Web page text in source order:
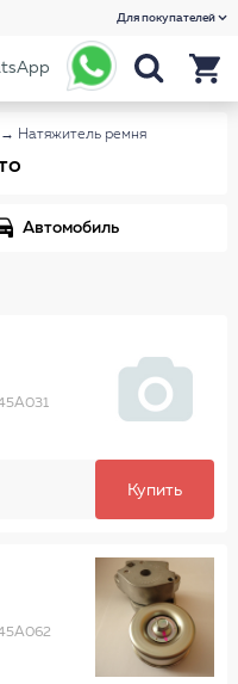
Для покупателей
→ Натяжитель ремня
Автомобиль
Купить